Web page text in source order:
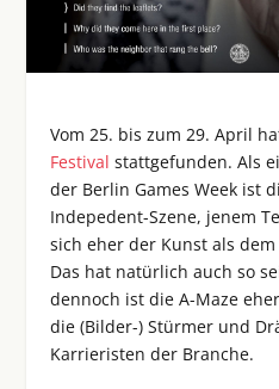
Vom 25. bis zum 29. April
Festival stattgefunden. Als
der Berlin Games Week ist
Indepedent-Szene, jenem
sich eher der Kunst als
Das hat natürlich auch so
dennoch ist die A-Maze
die (Bilder-) Stürmer und
Karrieristen der Branche.